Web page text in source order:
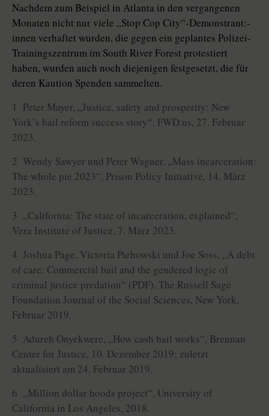
Nachdem zum Beispiel in Atlanta in den vergangenen
Monaten nicht nur viele „Stop Cop City“-De­mons­tran­t:­
in­nen verhaftet wurden, die gegen ein geplantes Polizei-
Trainingszentrum im South River Forest protestiert
haben, wurden auch noch diejenigen festgesetzt, die für
deren Kaution Spenden sammelten.
1 Peter Mayer, „Justice, safety and prosperity: New
York’s bail reform success story“, FWD.us, 27. Februar
2023.
2 Wendy Sawyer und Peter Wagner, „Mass incarceration:
The whole pie 2023“, Prison Policy Initiative, 14. März
2023.
3 „California: The state of incarceration, explained“,
Vera Institute of Justice, 7. März 2023.
4 Joshua Page, Victoria Piehowski und Joe Soss, „A debt
of care: Commercial bail and the gendered logic of
criminal justice predation“ (PDF), The Russell Sage
Foundation Journal of the Social Sciences, New York,
Februar 2019.
5 Adureh Onyekwere, „How cash bail works“, Brennan
Center for Justice, 10. Dezember 2019; zuletzt
aktualisiert am 24. Februar 2019.
6 „Million dollar hoods project“, University of
California in Los Angeles, 2018.